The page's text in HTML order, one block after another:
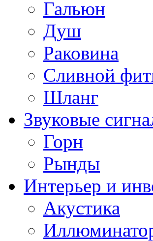
Гальюн
Душ
Раковина
Сливной
Шланг
Звуковые
Горн
Рынды
Интерьер и
Акустика